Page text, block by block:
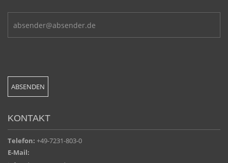
KONTAKT
Telefon: +49-7231-803-0
E-Mail: